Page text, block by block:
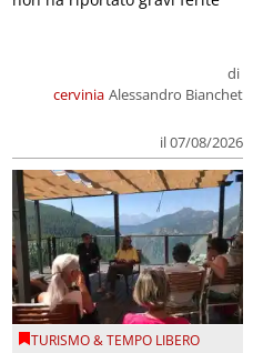
cervinia
di
Alessandro Bianchet
il 07/08/2026
TURISMO & TEMPO LIBERO